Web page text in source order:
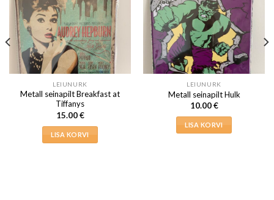
LEIUNURK
Metall seinapilt Breakfast at
Tiffanys
15.00€
LISA KORVI
LEIUNURK
Metall seinapilt Hulk
10.00€
LISA KORVI